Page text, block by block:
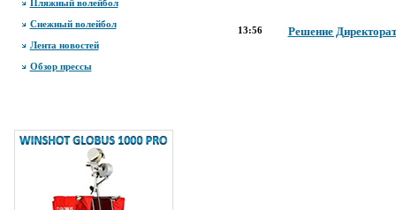
Пляжный волейбол
Снежный волейбол
Лента новостей
Обзор прессы
13:56 Решение